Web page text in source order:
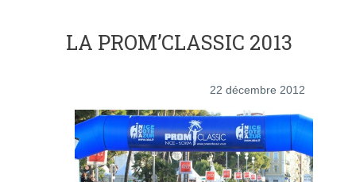
LA PROM’CLASSIC 2013
22 décembre 2012